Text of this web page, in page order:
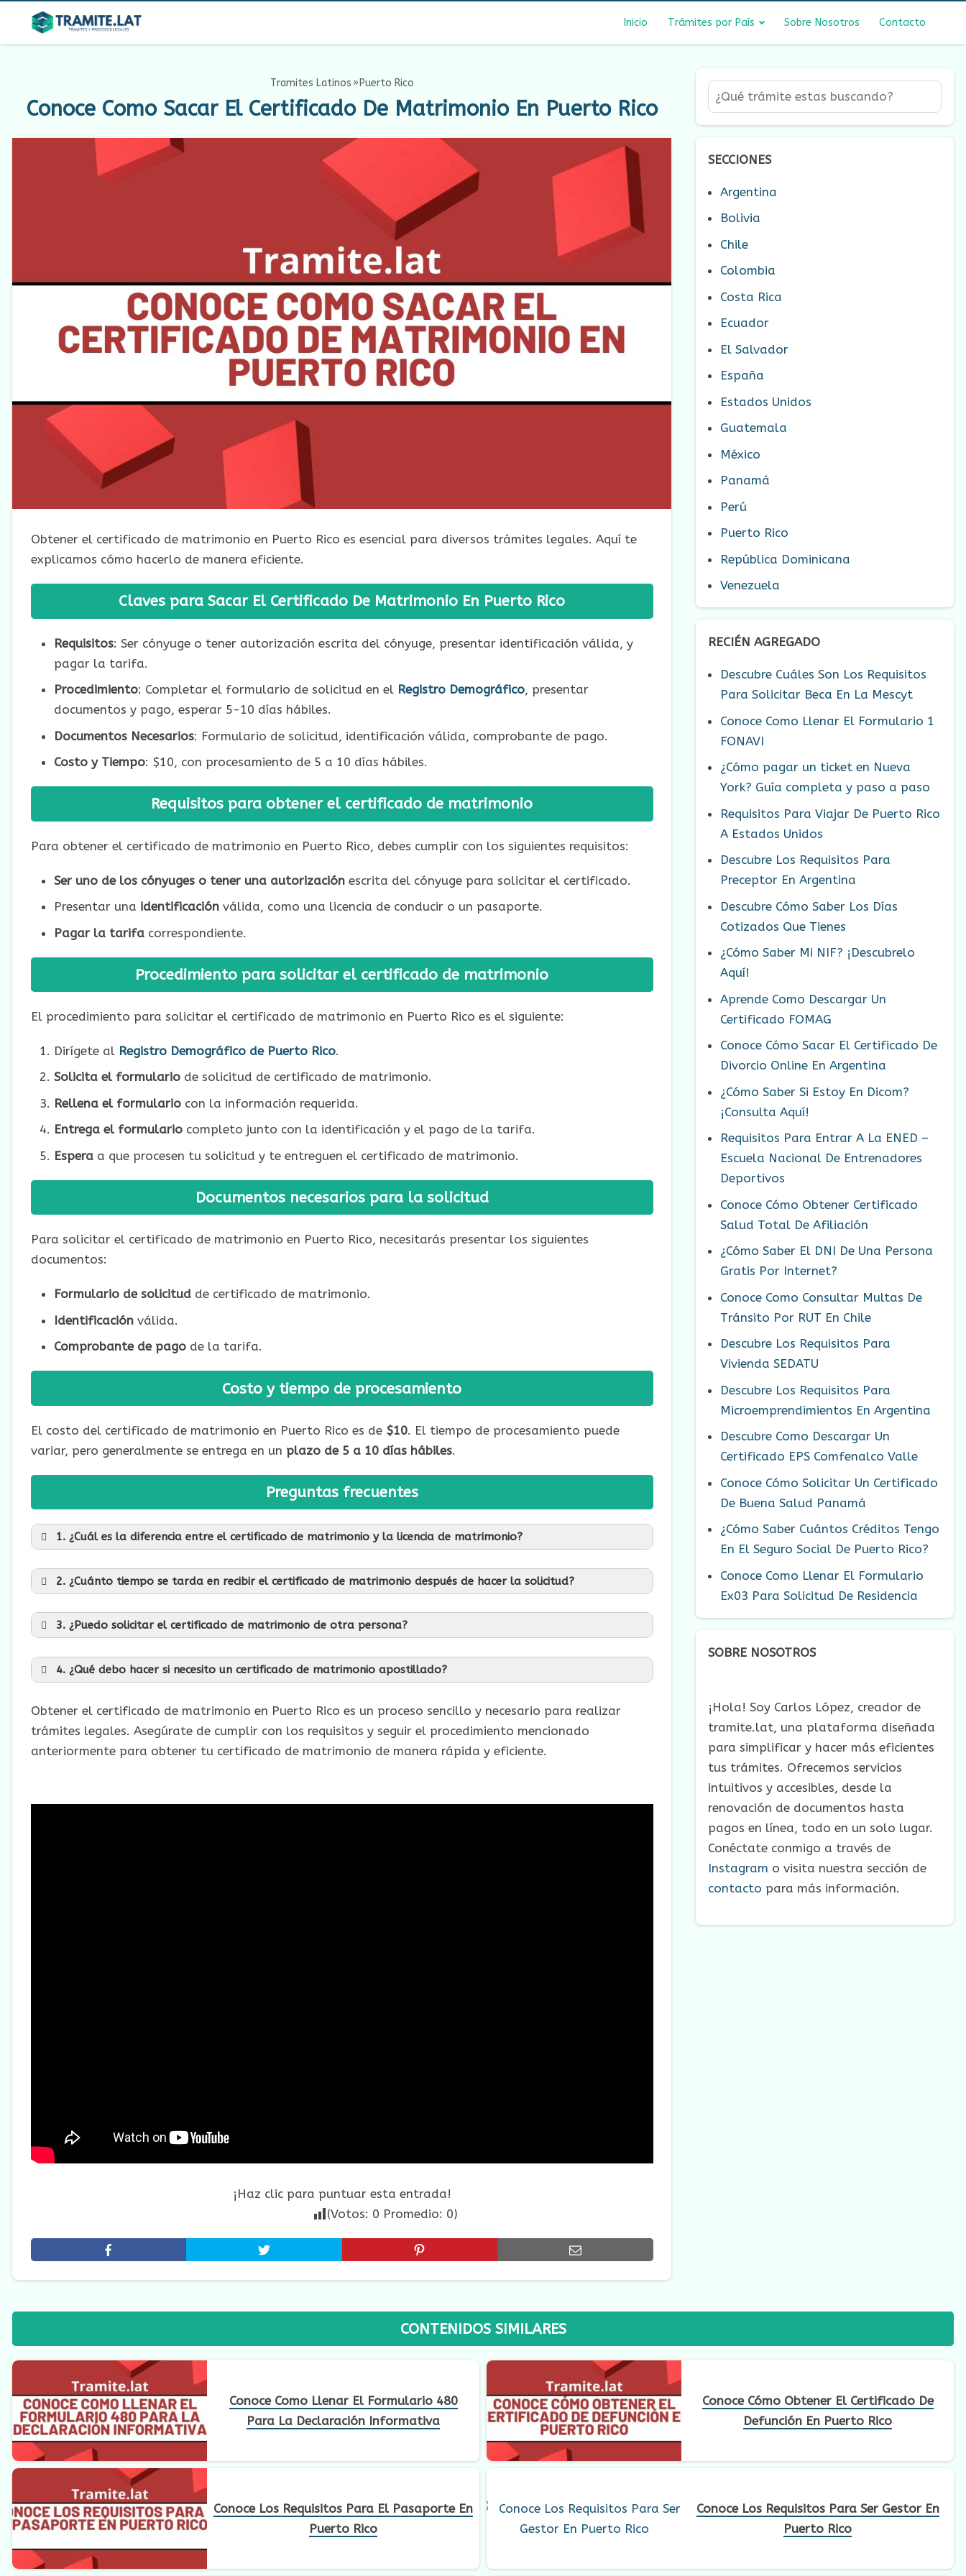
Inicio Trámites por País Sobre Nosotros Contacto
Tramites Latinos Puerto Rico
Conoce Como Sacar El Certificado De Matrimonio En Puerto Rico
Obtener el certificado de matrimonio en Puerto Rico es esencial para diversos trámites legales. Aquí te
explicamos cómo hacerlo de manera eficiente.
Claves para Sacar El Certificado De Matrimonio En Puerto Rico
Requisitos: Ser cónyuge o tener autorización escrita del cónyuge, presentar identificación válida, y
pagar la tarifa.
Procedimiento: Completar el formulario de solicitud en el Registro Demográfico, presentar
documentos y pago, esperar 5-10 días hábiles.
Documentos Necesarios: Formulario de solicitud, identificación válida, comprobante de pago.
Costo y Tiempo: $10, con procesamiento de 5 a 10 días hábiles.
Requisitos para obtener el certificado de matrimonio
Para obtener el certificado de matrimonio en Puerto Rico, debes cumplir con los siguientes requisitos:
Ser uno de los cónyuges o tener una autorizaciónescrita del cónyuge para solicitar el certificado.
Presentar una identificaciónválida, como una licencia de conducir o un pasaporte.
Pagar la tarifacorrespondiente.
Procedimiento para solicitar el certificado de matrimonio
El procedimiento para solicitar el certificado de matrimonio en Puerto Rico es el siguiente:
Dirígete al Registro Demográfico de Puerto Rico.
Solicita el formulariode solicitud de certificado de matrimonio.
Rellena el formulariocon la información requerida.
Entrega el formulariocompleto junto con la identificación y el pago de la tarifa.
Esperaa que procesen tu solicitud y te entreguen el certificado de matrimonio.
Documentos necesarios para la solicitud
Para solicitar el certificado de matrimonio en Puerto Rico, necesitarás presentar los siguientes
documentos:
Formulario de solicitudde certificado de matrimonio.
Identificaciónválida.
Comprobante de pagode la tarifa.
Costo y tiempo de procesamiento
El costo del certificado de matrimonio en Puerto Rico es de $10. El tiempo de procesamiento puede
variar, pero generalmente se entrega en un plazo de 5 a 10 días hábiles.
Preguntas frecuentes
1. ¿Cuál es la diferencia entre el certificado de matrimonio y la licencia de matrimonio?
2. ¿Cuánto tiempo se tarda en recibir el certificado de matrimonio después de hacer la solicitud?
3. ¿Puedo solicitar el certificado de matrimonio de otra persona?
4. ¿Qué debo hacer si necesito un certificado de matrimonio apostillado?
Obtener el certificado de matrimonio en Puerto Rico es un proceso sencillo y necesario para realizar
trámites legales. Asegúrate de cumplir con los requisitos y seguir el procedimiento mencionado
anteriormente para obtener tu certificado de matrimonio de manera rápida y eficiente.
¡Haz clic para puntuar esta entrada!
(Votos: 0 Promedio: 0)
SECCIONES
Argentina
Bolivia
Chile
Colombia
Costa Rica
Ecuador
El Salvador
España
Estados Unidos
Guatemala
México
Panamá
Perú
Puerto Rico
República Dominicana
Venezuela
RECIÉN AGREGADO
Descubre Cuáles Son Los Requisitos
Para Solicitar Beca En La Mescyt
Conoce Como Llenar El Formulario 1
FONAVI
¿Cómo pagar un ticket en Nueva
York? Guía completa y paso a paso
Requisitos Para Viajar De Puerto Rico
A Estados Unidos
Descubre Los Requisitos Para
Preceptor En Argentina
Descubre Cómo Saber Los Días
Cotizados Que Tienes
¿Cómo Saber Mi NIF? ¡Descubrelo
Aquí!
Aprende Como Descargar Un
Certificado FOMAG
Conoce Cómo Sacar El Certificado De
Divorcio Online En Argentina
¿Cómo Saber Si Estoy En Dicom?
¡Consulta Aquí!
Requisitos Para Entrar A La ENED –
Escuela Nacional De Entrenadores
Deportivos
Conoce Cómo Obtener Certificado
Salud Total De Afiliación
¿Cómo Saber El DNI De Una Persona
Gratis Por Internet?
Conoce Como Consultar Multas De
Tránsito Por RUT En Chile
Descubre Los Requisitos Para
Vivienda SEDATU
Descubre Los Requisitos Para
Microemprendimientos En Argentina
Descubre Como Descargar Un
Certificado EPS Comfenalco Valle
Conoce Cómo Solicitar Un Certificado
De Buena Salud Panamá
¿Cómo Saber Cuántos Créditos Tengo
En El Seguro Social De Puerto Rico?
Conoce Como Llenar El Formulario
Ex03 Para Solicitud De Residencia
SOBRE NOSOTROS
¡Hola! Soy Carlos López, creador de
tramite.lat, una plataforma diseñada
para simplificar y hacer más eficientes
tus trámites. Ofrecemos servicios
intuitivos y accesibles, desde la
renovación de documentos hasta
pagos en línea, todo en un solo lugar.
Conéctate conmigo a través de
Instagram o visita nuestra sección de
contacto para más información.
CONTENIDOS SIMILARES
Conoce Como Llenar El Formulario 480
Para La Declaración Informativa
Conoce Cómo Obtener El Certificado De
Defunción En Puerto Rico
Conoce Los Requisitos Para El Pasaporte En
Puerto Rico
Conoce Los Requisitos Para Ser Gestor En
Puerto Rico